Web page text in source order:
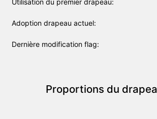
Utilisation du premier drapeau:
Adoption drapeau actuel:
Dernière modification flag:
Proportions du